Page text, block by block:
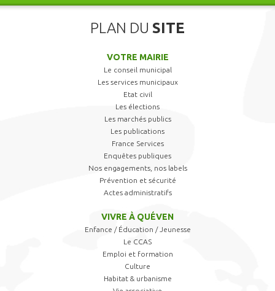
PLAN DU SITE
VOTRE MAIRIE
Le conseil municipal
Les services municipaux
Etat civil
Les élections
Les marchés publics
Les publications
France Services
Enquêtes publiques
Nos engagements, nos labels
Prévention et sécurité
Actes administratifs
VIVRE À QUÉVEN
Enfance / Éducation / Jeunesse
Le CCAS
Emploi et formation
Culture
Habitat & urbanisme